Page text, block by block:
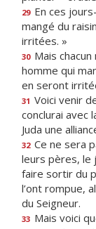
29 En ces
mangé du
irritées. »
30 Mais
homme qui
en seront
31 Voici venir
conclurai avec
Juda une
32 Ce ne sera
leurs pères, le
faire sortir du
l’ont rompue,
du Seigneur.
33 Mais voici